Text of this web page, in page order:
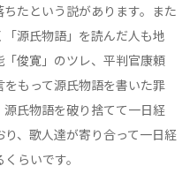
たという説があります。また
源氏物語」を読んだ人も地
俊寛」のツレ、平判官康頼
もって源氏物語を書いた罪
氏物語を破り捨てて一日経
、歌人達が寄り合って一日経
らいです。